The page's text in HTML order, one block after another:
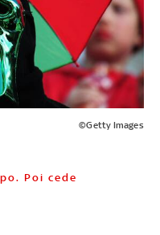
©Getty Images